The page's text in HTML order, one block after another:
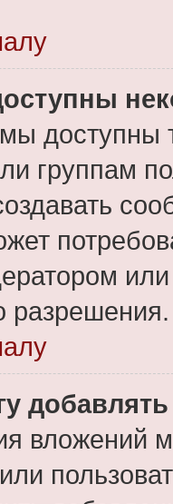
доступны
группам
разрешения.
вложений